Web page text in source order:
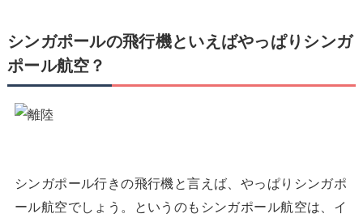
シンガポールの飛行機といえばやっぱりシンガ
ポール航空？
シンガポール行きの飛行機と言えば、やっぱりシンガポ
ール航空でしょう。というのもシンガポール航空は、イ